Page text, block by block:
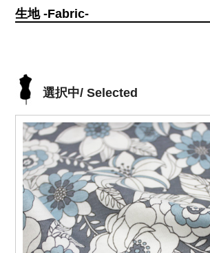
生地 -Fabric-
選択中/ Selected